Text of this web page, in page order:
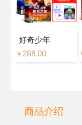
好奇少年
￥ 288.00
商品介绍